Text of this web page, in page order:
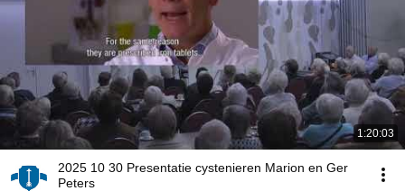
1:20:03
2025 10 30 Presentatie cystenieren Marion en Ger
Peters